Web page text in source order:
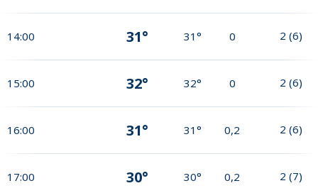
14:00 31° 31° 0 2 (6)
15:00 32° 32° 0 2 (6)
16:00 31° 31° 0,2 2 (6)
17:00 30° 30° 0,2 2 (7)